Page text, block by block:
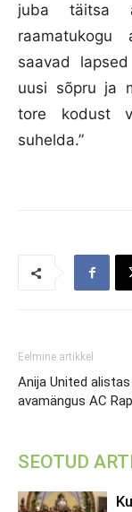
juba täitsa
raamatukogu
saavad
uusi sõpru ja
tore kodust
suhelda.”
Eelmine artikkel
Anija United
avamängus AC
SEOTUD